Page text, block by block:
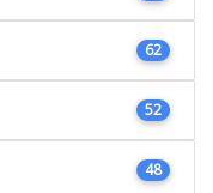
62
52
48